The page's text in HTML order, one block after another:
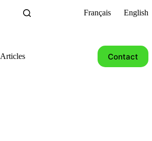
Français English
Articles Contact